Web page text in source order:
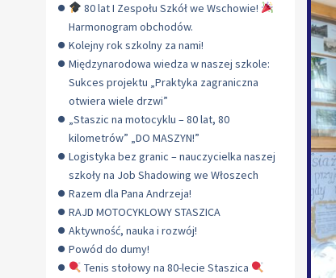
80 lat I Zespołu Szkół we Wschowie!
Harmonogram obchodów.
Kolejny rok szkolny za nami!
Międzynarodowa wiedza w naszej szkole:
Sukces projektu „Praktyka zagraniczna
otwiera wiele drzwi”
„Staszic na motocyklu – 80 lat, 80
kilometrów” „DO MASZYN!”
Logistyka bez granic – nauczycielka naszej
szkoły na Job Shadowing we Włoszech
Razem dla Pana Andrzeja!
RAJD MOTOCYKLOWY STASZICA
Aktywność, nauka i rozwój!
Powód do dumy!
Tenis stołowy na 80-lecie Staszica